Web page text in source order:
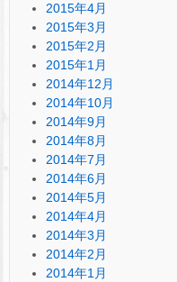
2015年4月
2015年3月
2015年2月
2015年1月
2014年12月
2014年10月
2014年9月
2014年8月
2014年7月
2014年6月
2014年5月
2014年4月
2014年3月
2014年2月
2014年1月